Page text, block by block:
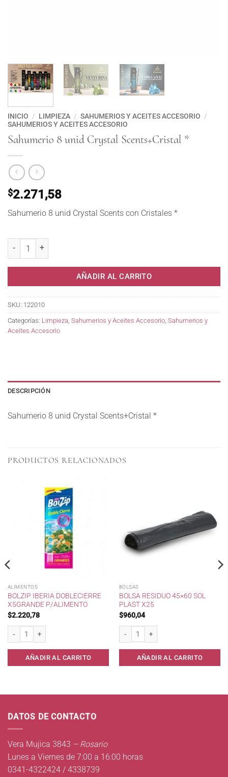
INICIO / LIMPIEZA / SAHUMERIOS Y ACEITES ACCESORIO /
SAHUMERIOS Y ACEITES ACCESORIO
Sahumerio 8 unid Crystal Scents+Cristal *
$2.271,58
Sahumerio 8 unid Crystal Scents con Cristales *
AÑADIR AL CARRITO
SKU: 122010
Categorías: Limpieza Sahumerios y Aceites Accesorio Sahumerios y
Aceites Accesorio
DESCRIPCIÓN
Sahumerio 8 unid Crystal Scents+Cristal *
PRODUCTOS RELACIONADOS
ALIMENTOS
BOLZIP IBERIA DOBLECIERRE
X5GRANDE P/ALIMENTO
$2.220,78
AÑADIR AL CARRITO
BOLSAS
BOLSA RESIDUO 45×60 SOL
PLAST X25
$960,04
AÑADIR AL CARRITO
DATOS DE CONTACTO
Vera Mujica 3843 – Rosario
Lunes a Viernes de 7:00 a 16:00 horas
0341-4322424 / 4338739